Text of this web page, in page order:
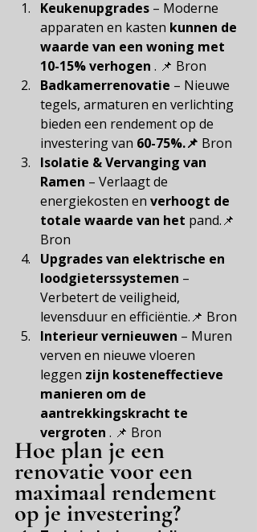
Keukenupgrades – Moderne
apparaten en kasten kunnen de
waarde van een woning met
10-15% verhogen . 📌 Bron
Badkamerrenovatie – Nieuwe
tegels, armaturen en verlichting
bieden een rendement op de
investering van 60-75%.📌 Bron
Isolatie & Vervanging van
Ramen – Verlaagt de
energiekosten en verhoogt de
totale waarde van het pand.📌
Bron
Upgrades van elektrische en
loodgieterssystemen –
Verbetert de veiligheid,
levensduur en efficiëntie.📌 Bron
Interieur vernieuwen – Muren
verven en nieuwe vloeren
leggen zijn kosteneffectieve
manieren om de
aantrekkingskracht te
vergroten . 📌 Bron
Hoe plan je een
renovatie voor een
maximaal rendement
op je investering?